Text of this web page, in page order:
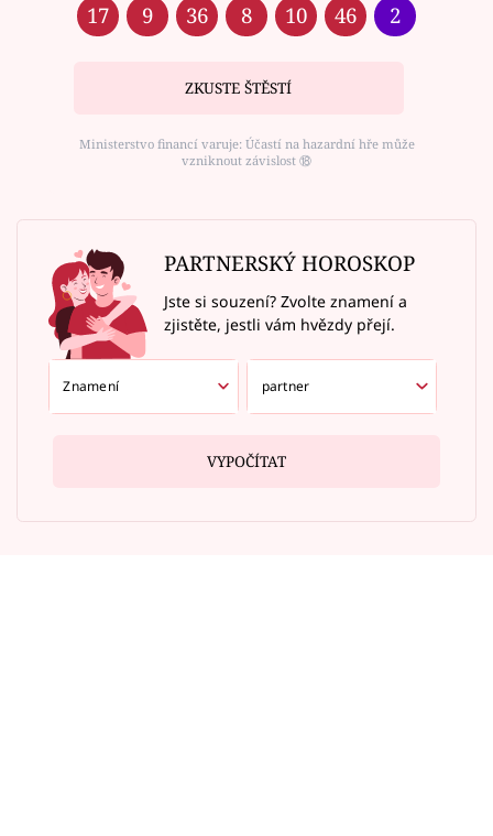
17 9 36 8 10 46 2
ZKUSTE ŠTĚSTÍ
Ministerstvo financí varuje: Účastí na hazardní hře může
vzniknout závislost ⑱
PARTNERSKÝ HOROSKOP
Jste si souzení? Zvolte znamení a
zjistěte, jestli vám hvězdy přejí.
VYPOČÍTAT